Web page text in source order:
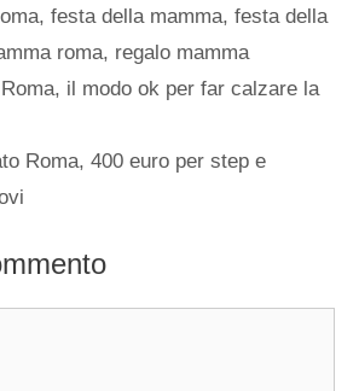
,festa della mamma,festa della
roma, regalo mamma
il modo ok per far calzare la
Roma, 400 euro per step e